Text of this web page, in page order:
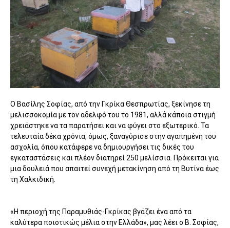
Ο Βασίλης Σοφίας, από την Γκρίκα Θεσπρωτίας, ξεκίνησε τη
μελισσοκομία με τον αδελφό του το 1981, αλλά κάποια στιγμή
χρειάστηκε να τα παρατήσει και να φύγει στο εξωτερικό. Τα
τελευταία δέκα χρόνια, όμως, ξαναγύρισε στην αγαπημένη του
ασχολία, όπου κατάφερε να δημιουργήσει τις δικές του
εγκαταστάσεις και πλέον διατηρεί 250 μελίσσια. Πρόκειται για
μια δουλειά που απαιτεί συνεχή μετακίνηση από τη Βυτίνα έως
τη Χαλκιδική.
«Η περιοχή της Παραμυθιάς-Γκρίκας βγάζει ένα από τα
καλύτερα ποιοτικώς μέλια στην Ελλάδα», μας λέει ο Β. Σοφίας,